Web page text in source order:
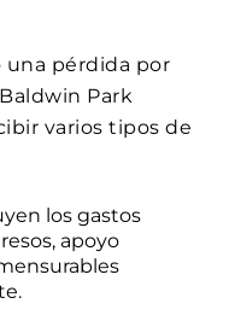
una pérdida por
Park
varios tipos de
los gastos
apoyo